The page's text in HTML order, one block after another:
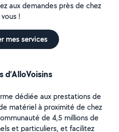
aux demandes près de chez
vous !
mes services
d’AlloVoisins
dédiée aux prestations de
matériel à proximité de chez
de 4,5 millions de
et particuliers, et facilitez